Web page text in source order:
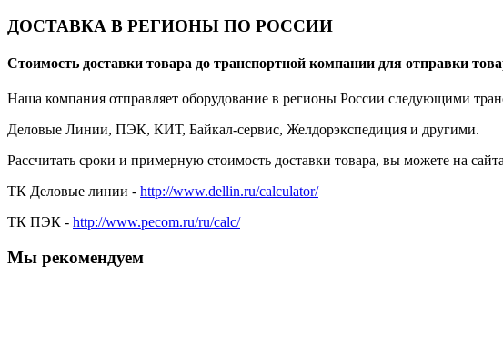
ДОСТАВКА В РЕГИОНЫ ПО РОССИИ
Стоимость доставки товара до транспортной компании для отправки
Наша компания отправляет оборудование в регионы России следующими
Деловые Линии, ПЭК, КИТ, Байкал-сервис, Желдорэкспедиция и другими.
Рассчитать сроки и примерную стоимость доставки товара, вы можете на
ТК Деловые линии - http://www.dellin.ru/calculator/
ТК ПЭК - http://www.pecom.ru/ru/calc/
Мы рекомендуем